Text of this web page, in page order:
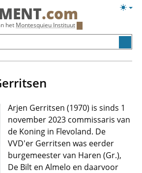
.com
het Montesquieu Instituut
Arjen Gerritsen (1970) is sinds 1
november 2023 commissaris van
de Koning in Flevoland. De
VVD'er Gerritsen was eerder
burgemeester van Haren (Gr.),
De Bilt en Almelo en daarvoor